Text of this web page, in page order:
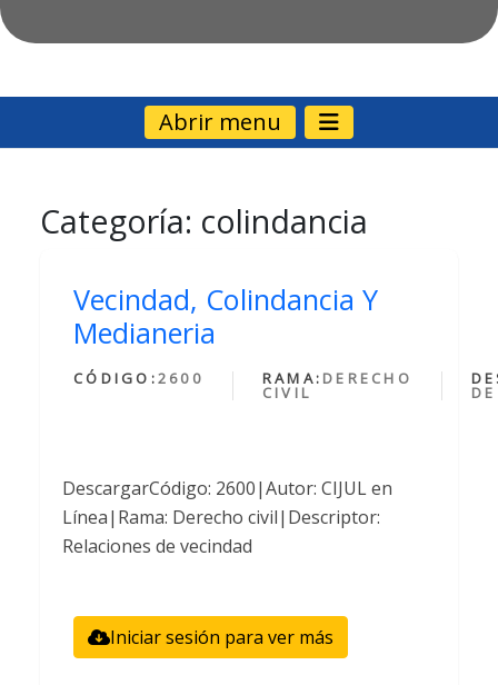
Abrir menu
Categoría: colindancia
Vecindad, Colindancia Y
Medianeria
CÓDIGO:2600 RAMA: DERECHO
CIVIL
DescargarCódigo: 2600|Autor: CIJUL en
Línea|Rama: Derecho civil|Descriptor:
Relaciones de vecindad
Iniciar sesión para ver más